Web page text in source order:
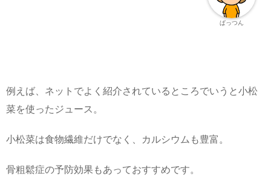
ぱっつん
例えば、ネットでよく紹介されているところでいうと小松
菜を使ったジュース。
小松菜は食物繊維だけでなく、カルシウムも豊富。
骨粗鬆症の予防効果もあっておすすめです。